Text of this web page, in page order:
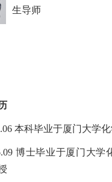
生导师
本科毕业于厦门大学
博士毕业于厦门大学